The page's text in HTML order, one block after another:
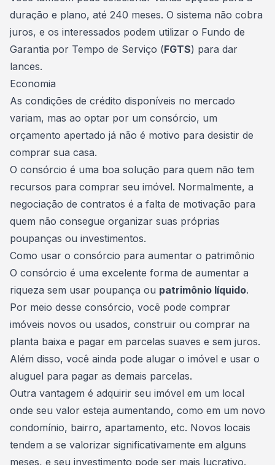
duração e plano, até 240 meses. O sistema não cobra
juros, e os interessados ​​podem utilizar o Fundo de
Garantia por Tempo de Serviço (FGTS) para dar
lances.
Economia
As condições de crédito disponíveis no mercado
variam, mas ao optar por um consórcio, um
orçamento apertado já não é motivo para desistir de
comprar sua casa.
O consórcio é uma boa solução para quem não tem
recursos para comprar seu imóvel. Normalmente, a
negociação de contratos é a falta de motivação para
quem não consegue organizar suas próprias
poupanças ou investimentos.
Como usar o consórcio para aumentar o patrimônio
O consórcio é uma excelente forma de aumentar a
riqueza sem usar poupança ou patrimônio líquido.
Por meio desse consórcio, você pode comprar
imóveis novos ou usados, construir ou comprar na
planta baixa e pagar em parcelas suaves e sem juros.
Além disso, você ainda pode alugar o imóvel e usar o
aluguel para pagar as demais parcelas.
Outra vantagem é adquirir seu imóvel em um local
onde seu valor esteja aumentando, como em um novo
condomínio, bairro, apartamento, etc. Novos locais
tendem a se valorizar significativamente em alguns
meses, e seu investimento pode ser mais lucrativo.